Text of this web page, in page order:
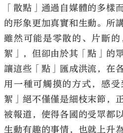
「散點」通過自媒體的多樣
的形象更加真實和生動。所
雖然可能是零散的、片斷
絮」，但卻由於其「點」的
讓這些「點」匯成洪流，在
用一種可觸摸的方式，感
絮」絕不僅僅是細枝末節，
被報道，使得各國的受眾都
生動有趣的事情，也就上升